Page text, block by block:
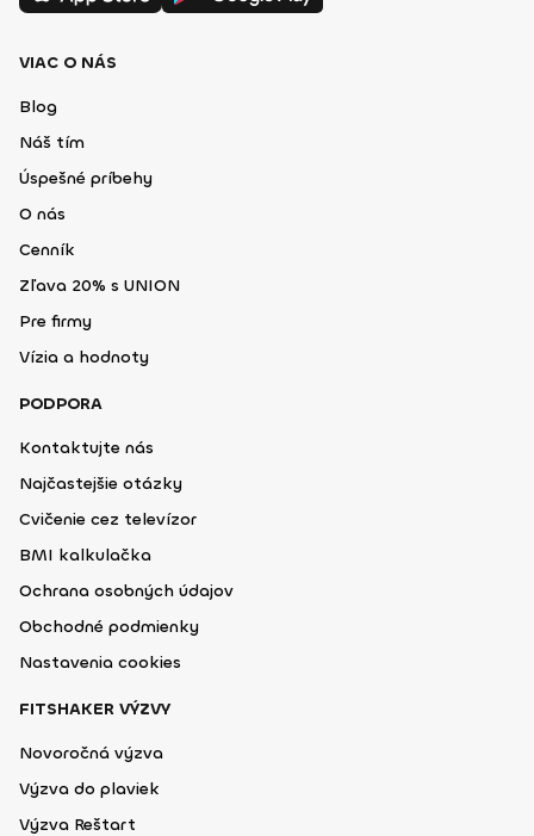
VIAC O NÁS
Blog
Náš tím
Úspešné príbehy
O nás
Cenník
Zľava 20% s UNION
Pre firmy
Vízia a hodnoty
PODPORA
Kontaktujte nás
Najčastejšie otázky
Cvičenie cez televízor
BMI kalkulačka
Ochrana osobných údajov
Obchodné podmienky
Nastavenia cookies
FITSHAKER VÝZVY
Novoročná výzva
Výzva do plaviek
Výzva Reštart